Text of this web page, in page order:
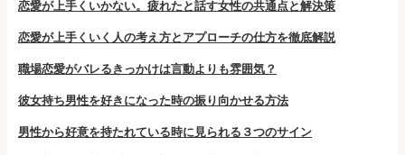
恋愛が上手くいかない。疲れたと話す女性の共通点と解決策
恋愛が上手くいく人の考え方とアプローチの仕方を徹底解説
職場恋愛がバレるきっかけは言動よりも雰囲気？
彼女持ち男性を好きになった時の振り向かせる方法
男性から好意を持たれている時に見られる３つのサイン